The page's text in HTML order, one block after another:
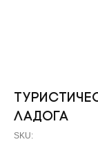
Ладога
SKU: